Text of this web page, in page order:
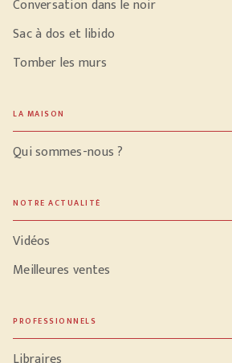
Conversation dans le noir
Sac à dos et libido
Tomber les murs
LA MAISON
Qui sommes-nous ?
NOTRE ACTUALITÉ
Vidéos
Meilleures ventes
PROFESSIONNELS